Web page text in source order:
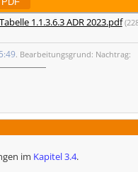
1.1.3.6.3 ADR 2023.pdf
. Bearbeitungsgrund: Nachtrag:
im Kapitel 3.4.